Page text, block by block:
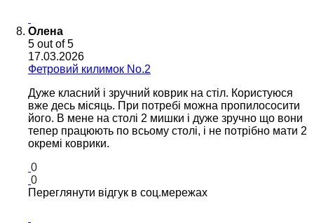
Олена
5 out of 5
17.03.2026
Фетровий килимок No.2
Дуже класний і зручний коврик на стіл. Користуюся
вже десь місяць. При потребі можна пропилососити
його. В мене на столі 2 мишки і дуже зручно що вони
тепер працюють по всьому столі, і не потрібно мати 2
окремі коврики.
0
0
Переглянути відгук в соц.мережах